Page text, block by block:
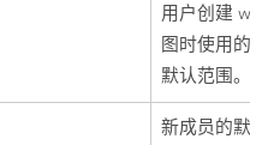
用户创建
图时使用的组
默认范围。
新成员的默认